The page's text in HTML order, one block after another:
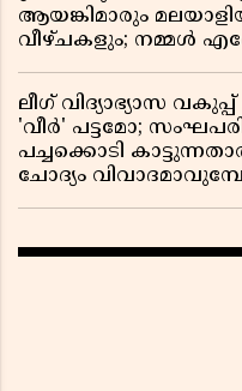
ആയങ്കിമാരും
വീഴ്ചകളും; നമ്മൾ
ലീഗ് വിദ്യാഭ്യാസ
'വീർ' പട്ടമോ;
പച്ചക്കൊടി
ചോദ്യം